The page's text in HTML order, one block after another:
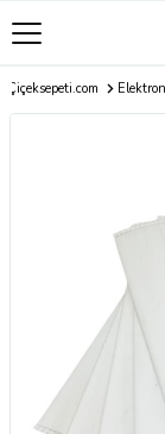
Çiçeksepeti.com